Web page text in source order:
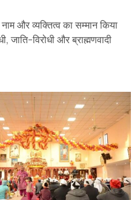
और व्यक्तित्व का सम्मान किया
जाति-विरोधी और ब्राह्मणवादी